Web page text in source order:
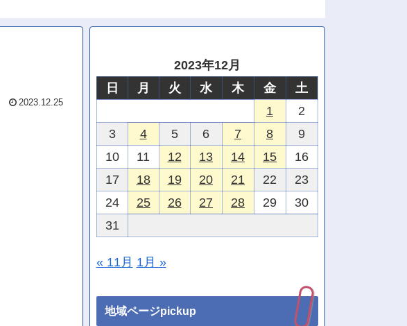
2023.12.25
2023年12月
日
月 火 水 木 金
土
1
2
3
4 5 6 7 8
9
10
11 12 13 14 15
16
17
18 19 20 21 22
23
24
25 26 27 28 29
30
31
« 11月 1月 »
地域ページpickup